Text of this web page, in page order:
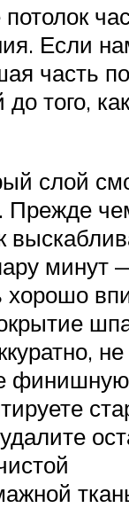
Если
часть
до того,
слой
Прежде
минут
хорошо
не
финишную